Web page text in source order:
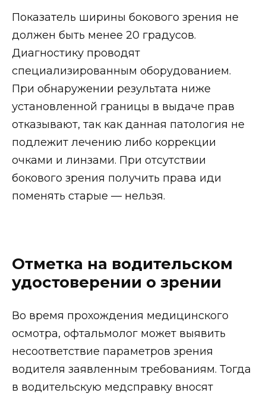
Показатель ширины бокового зрения не
должен быть менее 20 градусов.
Диагностику проводят
специализированным оборудованием.
При обнаружении результата ниже
установленной границы в выдаче прав
отказывают, так как данная патология не
подлежит лечению либо коррекции
очками и линзами. При отсутствии
бокового зрения получить права иди
поменять старые — нельзя.
Отметка на водительском
удостоверении о зрении
Во время прохождения медицинского
осмотра, офтальмолог может выявить
несоответствие параметров зрения
водителя заявленным требованиям. Тогда
в водительскую медсправку вносят